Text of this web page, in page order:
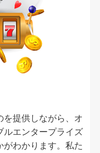
提供しながら、オ
ルエンタープライズ
わかります。私た